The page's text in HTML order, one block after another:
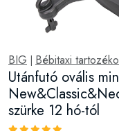
BIG Bébitaxi
Utánfutó ovális
szürke 12 hó-tól